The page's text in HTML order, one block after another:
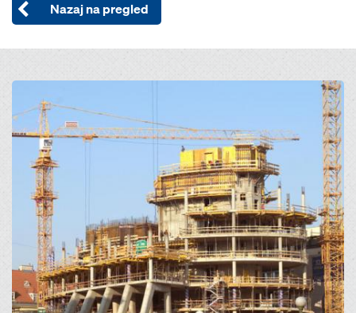
Nazaj na pregled
Open